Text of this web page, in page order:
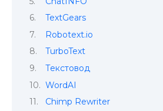
TextGears
Robotext.io
TurboText
Текстовод
WordAI
Chimp Rewriter